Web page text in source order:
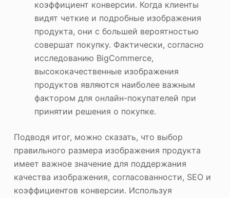
коэффициент конверсии. Когда клиенты
видят четкие и подробные изображения
продукта, они с большей вероятностью
совершат покупку. Фактически, согласно
исследованию BigCommerce,
высококачественные изображения
продуктов являются наиболее важным
фактором для онлайн-покупателей при
принятии решения о покупке.
Подводя итог, можно сказать, что выбор
правильного размера изображения продукта
имеет важное значение для поддержания
качества изображения, согласованности, SEO и
коэффициентов конверсии. Используя